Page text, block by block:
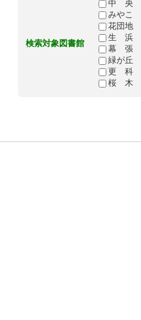
検索対象図書館
中 央
みやこ
花団地
生 浜
幕 張
緑が丘
更 科
桜 木